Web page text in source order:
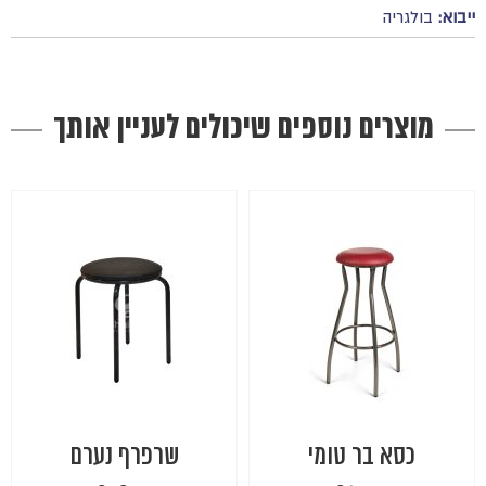
ייבוא: בולגריה
מוצרים נוספים שיכולים לעניין אותך
כסא בר טומי שרפרף נערם